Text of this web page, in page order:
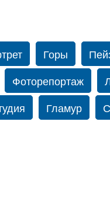
Горы
Фоторепортаж
Гламур